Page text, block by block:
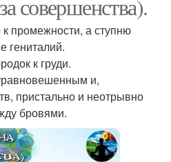
совершенства).
промежности, а ступню
гениталий.
к груди.
и,
пристально и неотрывно
бровями.